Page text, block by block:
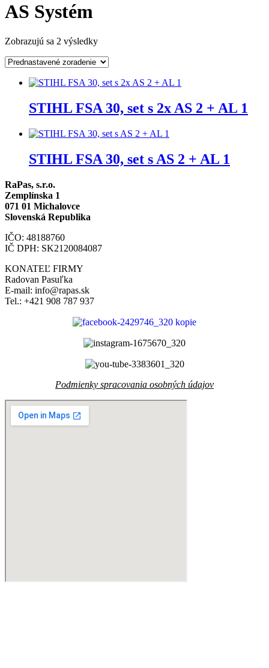
AS Systém
Zobrazujú sa 2 výsledky
STIHL FSA 30, set s 2x AS 2 + AL 1
STIHL FSA 30, set s AS 2 + AL 1
RaPas, s.r.o.
Zemplínska 1
071 01 Michalovce
Slovenská Republika
IČO: 48188760
IČ DPH: SK2120084087
KONATEĽ FIRMY
Radovan Pasuľka
E-mail: info@rapas.sk
Tel.: +421 908 787 937
Podmienky spracovania osobných údajov